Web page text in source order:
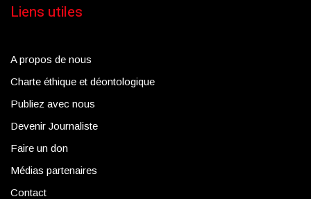
Liens utiles
A propos de nous
Charte éthique et déontologique
Publiez avec nous
Devenir Journaliste
Faire un don
Médias partenaires
Contact